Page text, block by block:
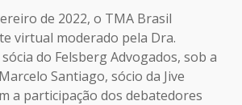
de 2022, o TMA Brasil
virtual moderado pela Dra.
do Felsberg Advogados, sob a
Santiago, sócio da Jive
a participação dos debatedores